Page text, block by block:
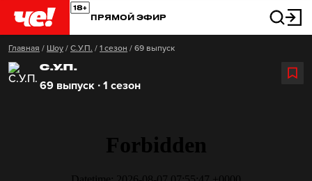
ПРЯМОЙ ЭФИР
Главная / Шоу / С.У.П. / 1 сезон / 69 выпуск
С.У.П.
69 выпуск ∙ 1 сезон